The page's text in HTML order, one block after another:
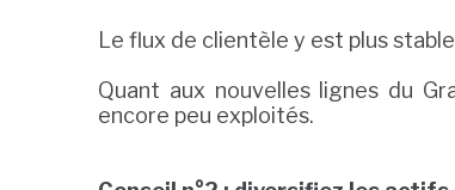
Le flux de clientèle y est plus
Quant aux nouvelles lignes du
encore peu exploités.